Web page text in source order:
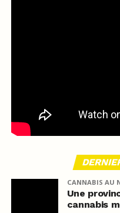
CANNABIS AU
Une
cannabis